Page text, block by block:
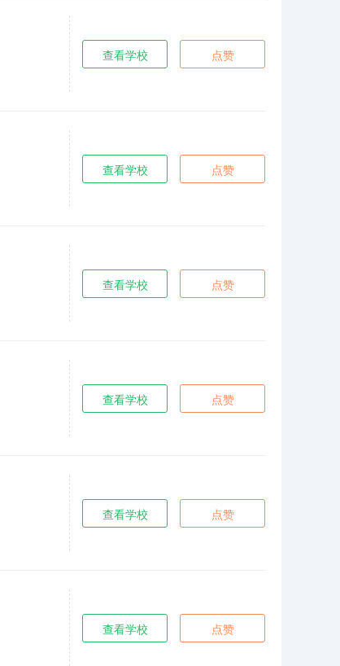
查看学校 点赞
查看学校 点赞
查看学校 点赞
查看学校 点赞
查看学校 点赞
查看学校 点赞